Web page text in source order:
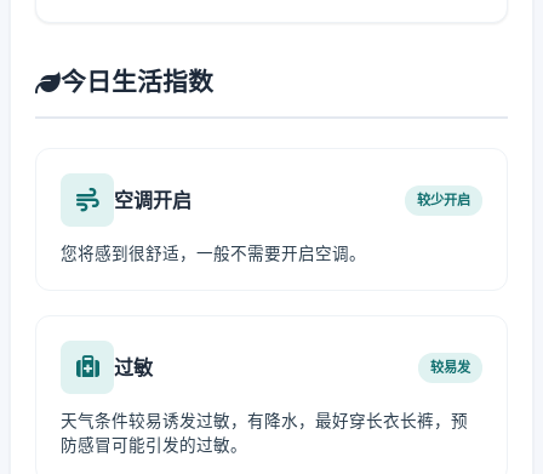
今日生活指数
空调开启 较少开启
您将感到很舒适，一般不需要开启空调。
过敏 较易发
天气条件较易诱发过敏，有降水，最好穿长衣长裤，预
防感冒可能引发的过敏。